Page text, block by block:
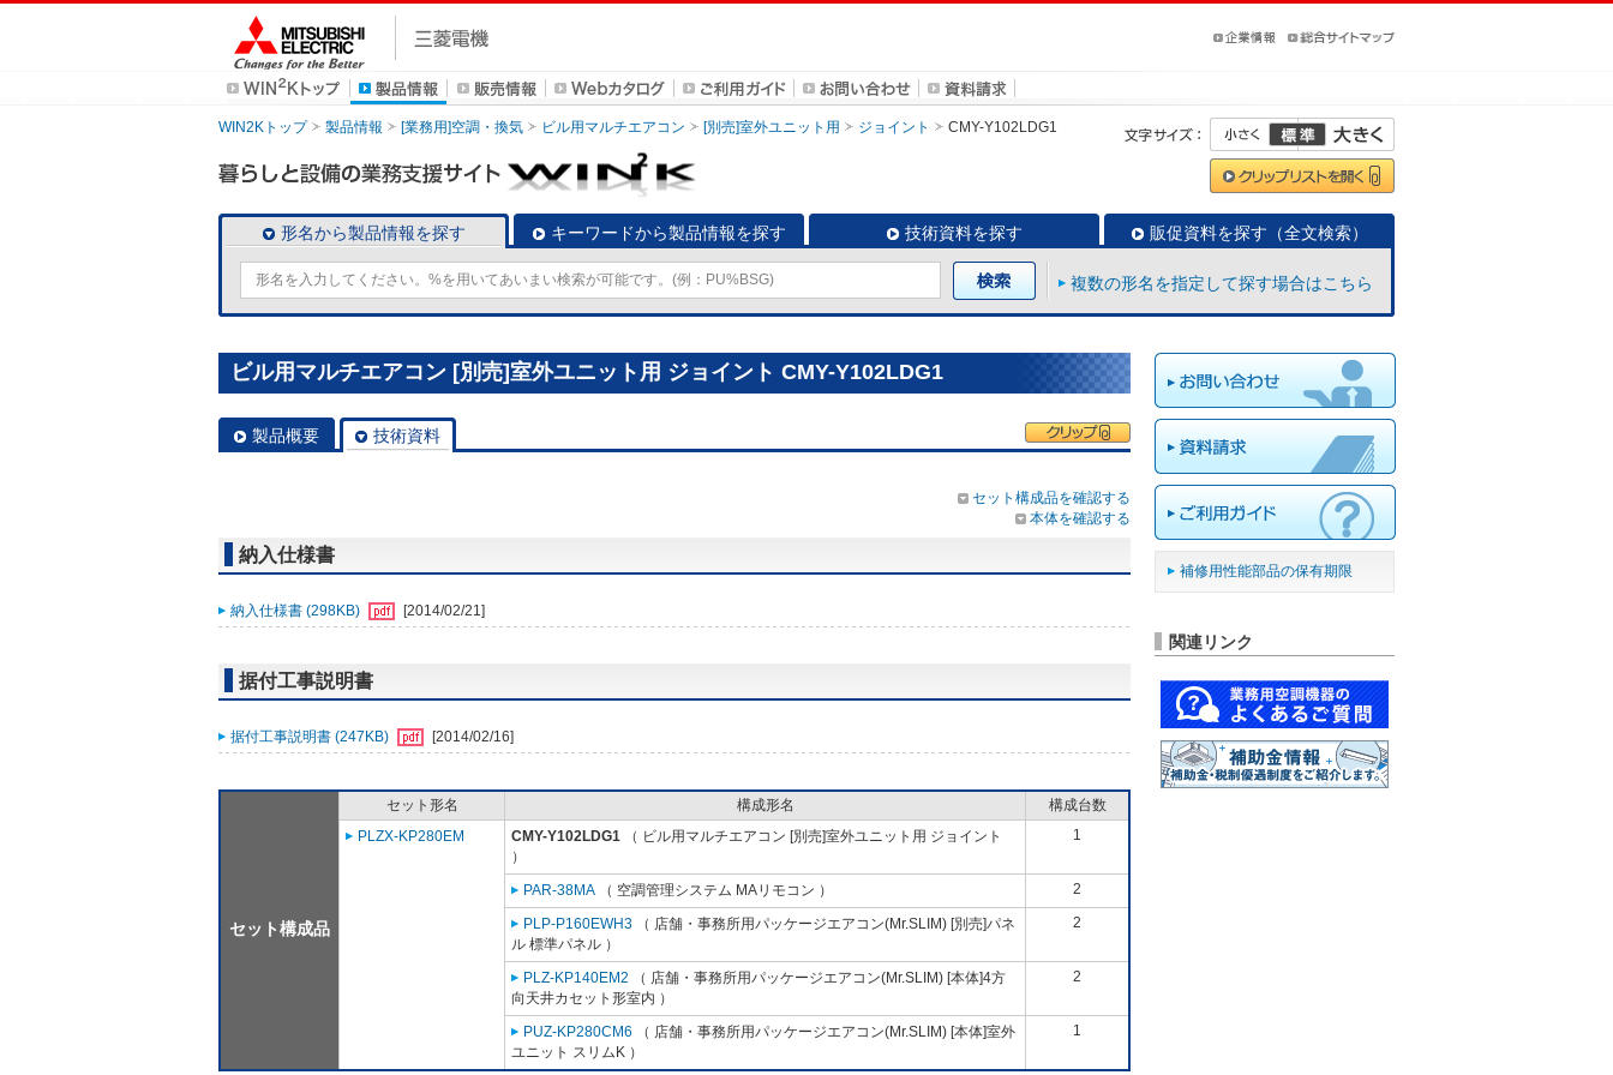
WIN2Kトップ 製品情報 [業務用]空調・換気 ビル用マルチエアコン [別売]室外ユニット用 ジョイント CMY-Y102LDG1
形名から製品情報を探す キーワードから製品情報を探す 技術資料を探す 販促資料を探す（全文検索）
複数の形名を指定して探す場合はこちら
ビル用マルチエアコン [別売]室外ユニット用 ジョイント CMY-Y102LDG1
製品概要 技術資料
セット構成品を確認する
本体を確認する
納入仕様書
納入仕様書 (298KB) [2014/02/21]
据付工事説明書
据付工事説明書 (247KB) [2014/02/16]
セット構成品
セット形名 構成形名
構成台数
PLZX-KP280EM
CMY-Y102LDG1 （ ビル用マルチエアコン [別売]室外ユニット用 ジョイント
）
1
PAR-38MA （ 空調管理システム MAリモコン ） 2
PLP-P160EWH3 （ 店舗・事務所用パッケージエアコン(Mr.SLIM) [別売]パネ
ル 標準パネル ）
2
PLZ-KP140EM2 （ 店舗・事務所用パッケージエアコン(Mr.SLIM) [本体]4方
向天井カセット形室内 ）
2
PUZ-KP280CM6 （ 店舗・事務所用パッケージエアコン(Mr.SLIM) [本体]室外
ユニット スリムK ）
1
補修用性能部品の保有期限
関連リンク